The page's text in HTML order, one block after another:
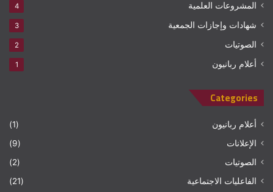
المشروعات العلمية 4
شهادات وإجازات الجمعية 3
الصوتيات 2
أعلام ربانيون 1
Categories
أعلام ربانيون
(1)
الإعلانات
(9)
الصوتيات
(2)
الفاعليات الاجتماعية
(21)